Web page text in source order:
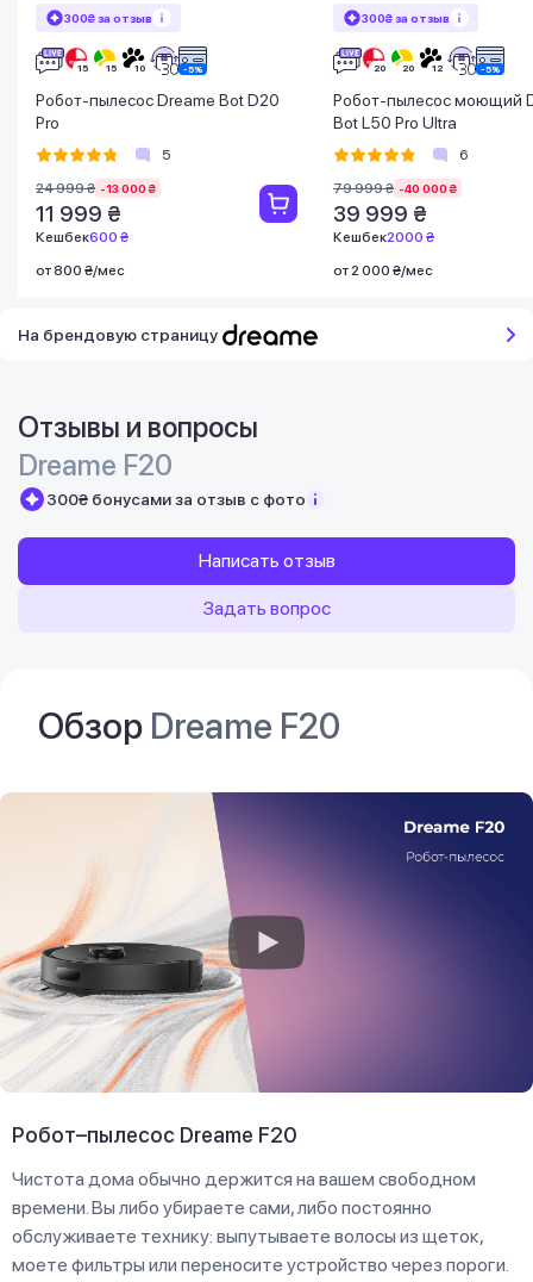
300₴ за отзыв
Робот-пылесос Dreame Bot D20
Pro
5
24 999 ₴ -13 000 ₴
11 999 ₴
Кешбек600 ₴
от 800 ₴/мес
300₴ за отзыв
Робот-пылесос моющий
Bot L50 Pro Ultra
6
79 999 ₴ -40 000 ₴
39 999 ₴
Кешбек2000 ₴
от 2 000 ₴/мес
На брендовую страницу
Отзывы и вопросы
Dreame F20
300₴ бонусами за отзыв с фото
Написать отзыв
Задать вопрос
Обзор Dreame F20
Робот–пылесос Dreame F20
Чистота дома обычно держится на вашем свободном
времени. Вы либо убираете сами, либо постоянно
обслуживаете технику: выпутываете волосы из щеток,
моете фильтры или переносите устройство через пороги.